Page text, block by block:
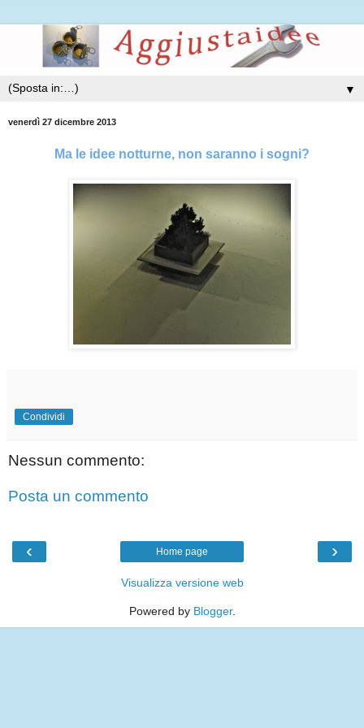
▼
venerdì 27 dicembre 2013
Ma le idee notturne, non saranno i sogni?
Condividi
Nessun commento:
Posta un commento
‹ ›
Home page
Visualizza versione web
Powered by Blogger.